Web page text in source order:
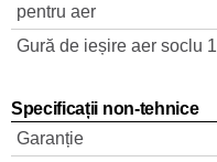
pentru aer
Gură de ieșire aer soclu 1
Specificații non-tehnice
Garanție